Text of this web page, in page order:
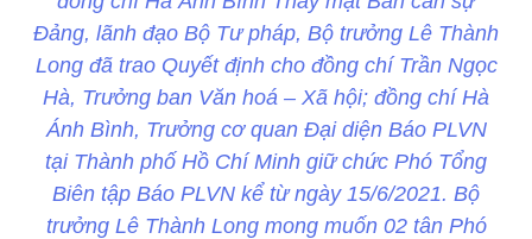
Đảng, lãnh đạo Bộ Tư pháp, Bộ trưởng Lê Thành
Long đã trao Quyết định cho đồng chí Trần Ngọc
Hà, Trưởng ban Văn hoá – Xã hội; đồng chí Hà
Ánh Bình, Trưởng cơ quan Đại diện Báo PLVN
tại Thành phố Hồ Chí Minh giữ chức Phó Tổng
Biên tập Báo PLVN kể từ ngày 15/6/2021. Bộ
trưởng Lê Thành Long mong muốn 02 tân Phó